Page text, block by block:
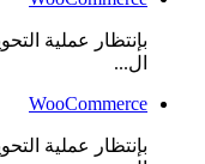
بإنتظار عملية
ال...
WooCommerce
بإنتظار عملية